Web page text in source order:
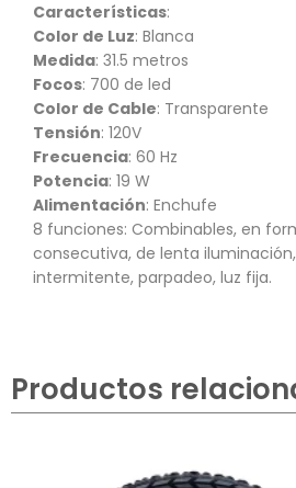
Características:
Color de Luz: Blanca
Medida: 31.5 metros
Focos: 700 de led
Color de Cable: Transparente
Tensión: 120V
Frecuencia: 60 Hz
Potencia: 19 W
Alimentación: Enchufe
8 funciones: Combinables, en
consecutiva, de lenta
intermitente, parpadeo, luz fija.
Productos